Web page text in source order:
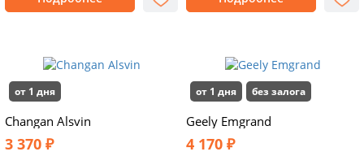
от 1 дня
Changan Alsvin
3 370 ₽
от 1 дня без залога
Geely Emgrand
4 170 ₽